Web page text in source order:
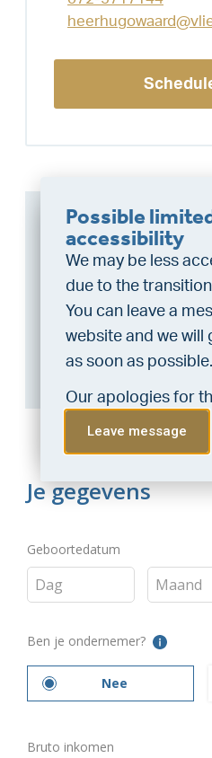
Can I afford
Through this tool you
minute!
Want to be 100%
consultation with a
here.
Do you want a
chance at
home?
Do the financing
“priority”
service, VLIEG
Do the check!
Possible
accessibility
We may be less
due to the
You can leave a
website and we will
as soon as possible.
Our apologies for
Leave message